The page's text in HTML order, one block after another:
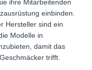
ihre Mitarbeitenden
einbinden.
Hersteller sind ein
Modelle in
damit das
trifft.